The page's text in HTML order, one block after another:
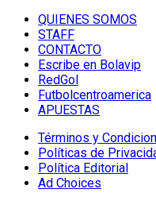
QUIENES SOMOS
STAFF
CONTACTO
Escribe en Bolavip
RedGol
Futbolcentroamerica
APUESTAS
Términos y
Políticas de
Política Editorial
Ad Choices